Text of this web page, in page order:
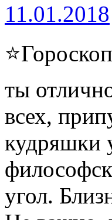
11.01.2018
ты
всех,
кудряшки
угол.